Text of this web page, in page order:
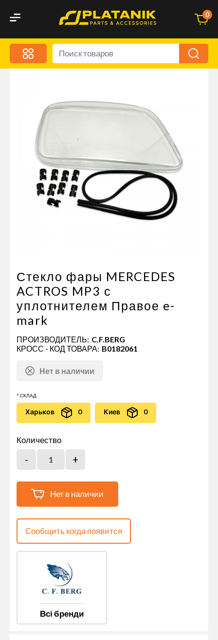
0
Меню
Акционные предложения
Дорожная кухня
Автохимия и уход
Оптика и светотехника
Брызговики
Запчасти кузова и зеркала
Малый коммерческий транспорт
Маркировочные знаки и светоотражатели
Пневматические соединения
Оснащение прицепов
Автономное отопление и
кондиционировани
Стяжные ремни и тросы
Стекло фары MERCEDES
ACTROS MP3 с
уплотнителем Правое e-
mark
ПРОИЗВОДИТЕЛЬ: C.F.BERG
КРОСС - КОД ТОВАРА: B0182061
Нет в наличии
СКЛАД
Харьков 0 Киев 0
Количество
Нет в наличии
Сообщить когда появится
Всі бренди